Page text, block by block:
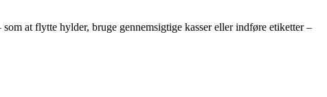
at flytte hylder, bruge gennemsigtige kasser eller indføre etiketter –